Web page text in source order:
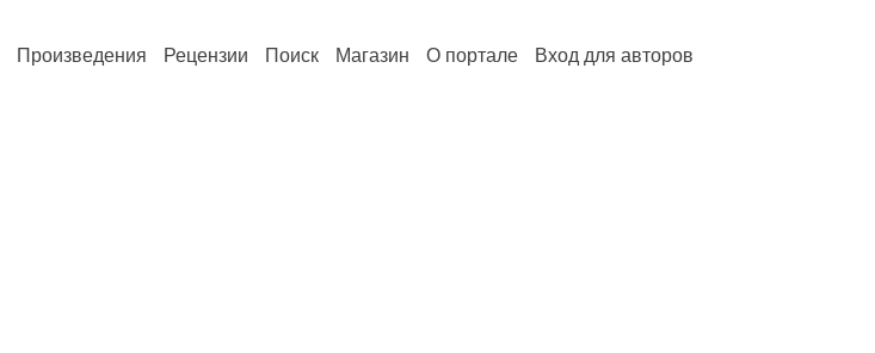
Произведения Рецензии Поиск Магазин О портале Вход для авторов